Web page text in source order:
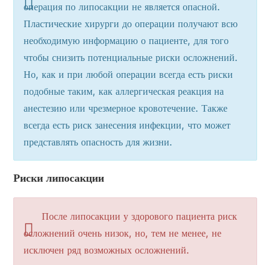
операция по липосакции не является опасной.
Пластические хирурги до операции получают всю
необходимую информацию о пациенте, для того
чтобы снизить потенциальные риски осложнений.
Но, как и при любой операции всегда есть риски
подобные таким, как аллергическая реакция на
анестезию или чрезмерное кровотечение. Также
всегда есть риск занесения инфекции, что может
представлять опасность для жизни.
Риски липосакции
После липосакции у здорового пациента риск
осложнений очень низок, но, тем не менее, не
исключен ряд возможных осложнений.